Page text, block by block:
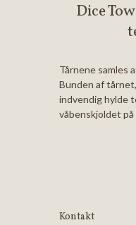
Dice
Tårnene samles
Bunden af
indvendig hylde
våbenskjoldet
Kontakt